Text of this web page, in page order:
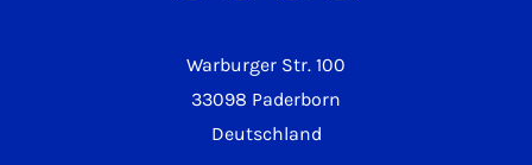
Warburger Str. 100
33098 Paderborn
Deutschland